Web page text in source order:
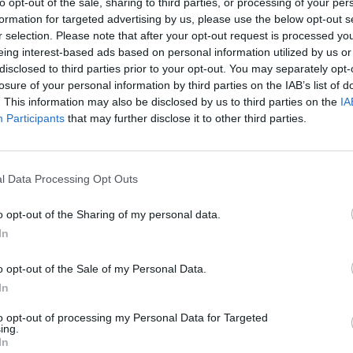
for targeted advertising by us, please use the below opt-out
selection. Please note that after your opt-out request is processed
interest-based ads based on personal information utilized by us
to third parties prior to your opt-out. You may separately
of your personal information by third parties on the IAB’s list of
This information may also be disclosed by us to third parties on the
Participants that may further disclose it to other third parties.
Data Processing Opt Outs
opt-out of the Sharing of my personal data.
opt-out of the Sale of my Personal Data.
opt-out of processing my Personal Data for Targeted
Eladó: Műgyűjtők Háza
Cím: Dudás Attila
Műgyűjtők Háza kft.
Budapest
1023
Bemutatkozás: 2013 nyarán nyitottuk meg
optimális áron, gyorsan találjanak vevőt
gyűjteményüket változatos kínálatunkból.
árverést! Kedd-től péntek-ig 11.00-este 18.00
GALÉRIA TOVÁBBI MŰTÁRGYAI